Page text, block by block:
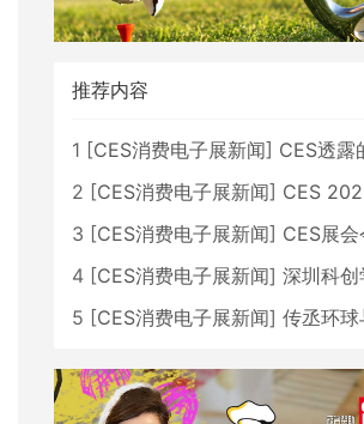
推荐内容
1 [CES消费电子展新闻] CES透露的未来：AI
2 [CES消费电子展新闻] CES 2026 具身智能
3 [CES消费电子展新闻] CES展会今日落幕 预
4 [CES消费电子展新闻] 深圳科创学院组
5 [CES消费电子展新闻] 传丞环球与玺格和